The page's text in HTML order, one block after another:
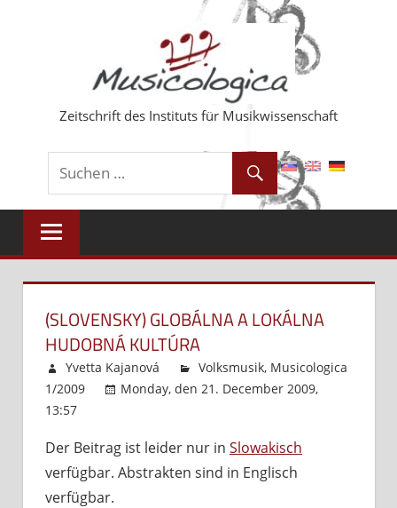
Zeitschrift des Instituts für Musikwissenschaft
(SLOVENSKY) GLOBÁLNA A LOKÁLNA
HUDOBNÁ KULTÚRA
Yvetta Kajanová Volksmusik, Musicologica
1/2009
Monday, den 21. December 2009,
13:57
Globálna
a
Der Beitrag ist leider nur in Slowakisch
verfügbar. Abstrakten sind in Englisch
verfügbar.